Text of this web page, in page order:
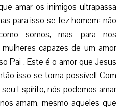
amar os inimigos ultrapassa
para isso se fez homem: não
somos, mas para nos
capazes de um amor
Pai . Este é o amor que Jesus
isso se torna possível! Com
Espírito, nós podemos amar
amam, mesmo aqueles que